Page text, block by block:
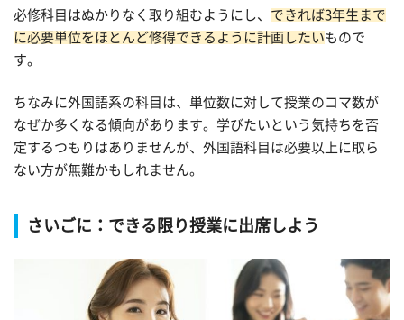
必修科目はぬかりなく取り組むようにし、 できれば3年生まで
に必要単位をほとんど修得できるように計画したいもので
す。
ちなみに外国語系の科目は、単位数に対して授業のコマ数が
なぜか多くなる傾向があります。学びたいという気持ちを否
定するつもりはありませんが、外国語科目は必要以上に取ら
ない方が無難かもしれません。
さいごに：できる限り授業に出席しよう